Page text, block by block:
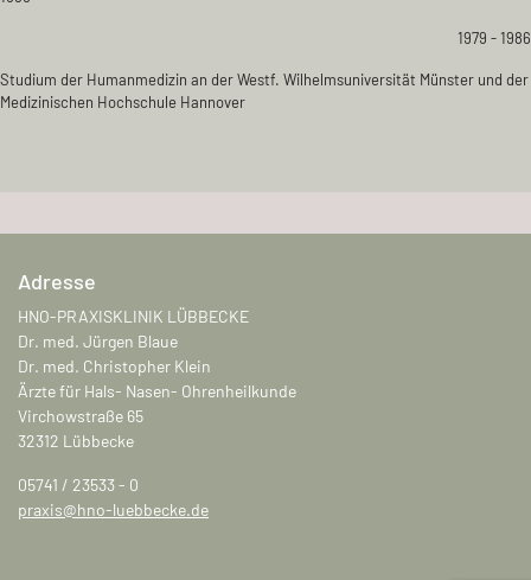
1979 - 1986
Studium der Humanmedizin an der Westf. Wilhelmsuniversität Münster und der
Medizinischen Hochschule Hannover
Adresse
HNO-PRAXISKLINIK LÜBBECKE
Dr. med. Jürgen Blaue
Dr. med. Christopher Klein
Ärzte für Hals- Nasen- Ohrenheilkunde
Virchowstraße 65
32312 Lübbecke
05741 / 23533 - 0
praxis@hno-luebbecke.de